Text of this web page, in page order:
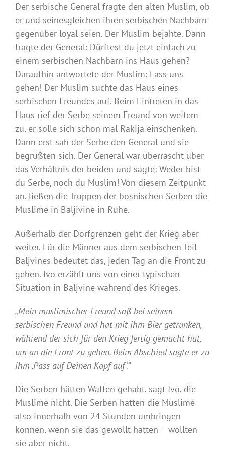
Der serbische General fragte den alten Muslim, ob
er und seinesgleichen ihren serbischen Nachbarn
gegenüber loyal seien. Der Muslim bejahte. Dann
fragte der General: Dürftest du jetzt einfach zu
einem serbischen Nachbarn ins Haus gehen?
Daraufhin antwortete der Muslim: Lass uns
gehen! Der Muslim suchte das Haus eines
serbischen Freundes auf. Beim Eintreten in das
Haus rief der Serbe seinem Freund von weitem
zu, er solle sich schon mal Rakija einschenken.
Dann erst sah der Serbe den General und sie
begrüßten sich. Der General war überrascht über
das Verhältnis der beiden und sagte: Weder bist
du Serbe, noch du Muslim! Von diesem Zeitpunkt
an, ließen die Truppen der bosnischen Serben die
Muslime in Baljivine in Ruhe.
Außerhalb der Dorfgrenzen geht der Krieg aber
weiter. Für die Männer aus dem serbischen Teil
Baljvines bedeutet das, jeden Tag an die Front zu
gehen. Ivo erzählt uns von einer typischen
Situation in Baljvine während des Krieges.
„Mein muslimischer Freund saß bei seinem
serbischen Freund und hat mit ihm Bier getrunken,
während der sich für den Krieg fertig gemacht hat,
um an die Front zu gehen. Beim Abschied sagte er zu
ihm ‚Pass auf Deinen Kopf auf‘.“
Die Serben hätten Waffen gehabt, sagt Ivo, die
Muslime nicht. Die Serben hätten die Muslime
also innerhalb von 24 Stunden umbringen
können, wenn sie das gewollt hätten – wollten
sie aber nicht.